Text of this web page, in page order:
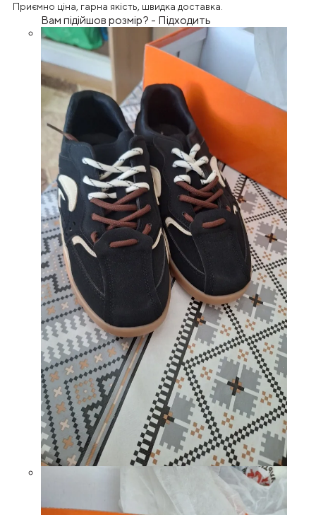
Приємно ціна, гарна якість, швидка доставка.
Вам підійшов розмір? - Підходить